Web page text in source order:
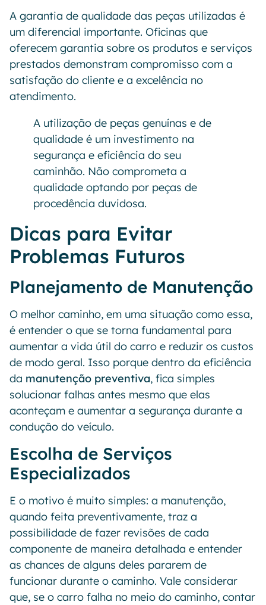
A garantia de qualidade das peças utilizadas é
um diferencial importante. Oficinas que
oferecem garantia sobre os produtos e serviços
prestados demonstram compromisso com a
satisfação do cliente e a excelência no
atendimento.
A utilização de peças genuínas e de
qualidade é um investimento na
segurança e eficiência do seu
caminhão. Não comprometa a
qualidade optando por peças de
procedência duvidosa.
Dicas para Evitar
Problemas Futuros
Planejamento de Manutenção
O melhor caminho, em uma situação como essa,
é entender o que se torna fundamental para
aumentar a vida útil do carro e reduzir os custos
de modo geral. Isso porque dentro da eficiência
da manutenção preventiva, fica simples
solucionar falhas antes mesmo que elas
aconteçam e aumentar a segurança durante a
condução do veículo.
Escolha de Serviços
Especializados
E o motivo é muito simples: a manutenção,
quando feita preventivamente, traz a
possibilidade de fazer revisões de cada
componente de maneira detalhada e entender
as chances de alguns deles pararem de
funcionar durante o caminho. Vale considerar
que, se o carro falha no meio do caminho, contar